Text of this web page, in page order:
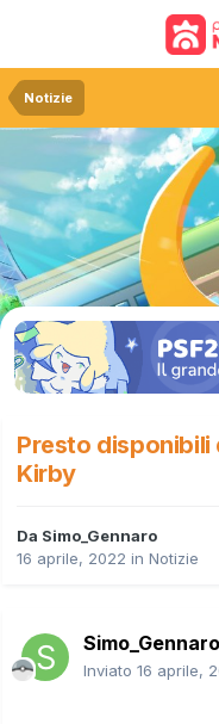
Notizie
Presto disponibili
Kirby
Da Simo_Gennaro
16 aprile, 2022 in Notizie
Simo_Gennaro
Inviato 16 aprile,